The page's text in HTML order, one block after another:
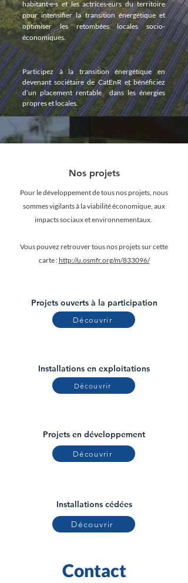
habitant·e·s et les actrices·eurs du territoire
pour intensifier la transition énergétique et
optimiser les retombées locales socio-
économiques.
Participez à la transition énergétique en
devenant sociétaire de CatEnRet bénéficiez
d’un placement rentabledans les énergies
propres et locales.
Nos projets
Pour le développement de tous nos projets, nous
sommes vigilants à la viabilité économique, aux
impacts sociaux et environnementaux.​
Vous pouvez retrouver tous nos projets sur cette
carte :http://u.osmfr.org/m/833096/
Projets ouverts à la participation
Découvrir
Installations en exploitations
Découvrir
Projets en développement
Découvrir
Installations cédées
Découvrir
Contact